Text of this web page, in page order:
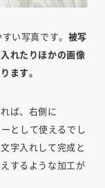
い写真です。 被写
れたりほかの画像
ます。
ば、右側に
として使えるでし
字入れして完成と
するような加工が